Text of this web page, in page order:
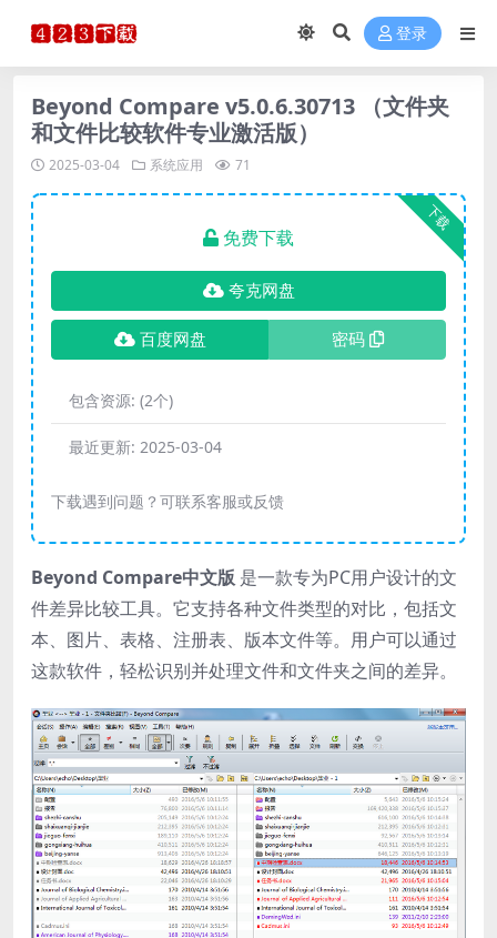
登录
Beyond Compare v5.0.6.30713 （文件夹
和文件比较软件专业激活版）
2025-03-04 系统应用 71
下载
免费下载
夸克网盘
百度网盘 密码
包含资源: (2个)
最近更新: 2025-03-04
下载遇到问题？可联系客服或反馈
Beyond Compare中文版 是一款专为PC用户设计的文
件差异比较工具。它支持各种文件类型的对比，包括文
本、图片、表格、注册表、版本文件等。用户可以通过
这款软件，轻松识别并处理文件和文件夹之间的差异。